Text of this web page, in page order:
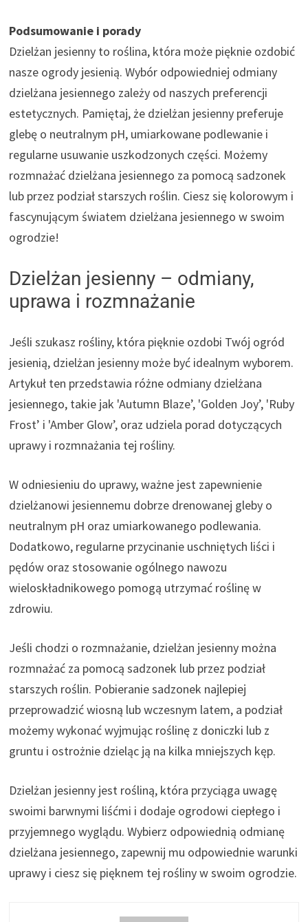
Podsumowanie i porady
Dzielżan jesienny to roślina, która może pięknie ozdobić
nasze ogrody jesienią. Wybór odpowiedniej odmiany
dzielżana jesiennego zależy od naszych preferencji
estetycznych. Pamiętaj, że dzielżan jesienny preferuje
glebę o neutralnym pH, umiarkowane podlewanie i
regularne usuwanie uszkodzonych części. Możemy
rozmnażać dzielżana jesiennego za pomocą sadzonek
lub przez podział starszych roślin. Ciesz się kolorowym i
fascynującym światem dzielżana jesiennego w swoim
ogrodzie!
Dzielżan jesienny – odmiany,
uprawa i rozmnażanie
Jeśli szukasz rośliny, która pięknie ozdobi Twój ogród
jesienią, dzielżan jesienny może być idealnym wyborem.
Artykuł ten przedstawia różne odmiany dzielżana
jesiennego, takie jak 'Autumn Blaze’, 'Golden Joy’, 'Ruby
Frost’ i 'Amber Glow’, oraz udziela porad dotyczących
uprawy i rozmnażania tej rośliny.
W odniesieniu do uprawy, ważne jest zapewnienie
dzielżanowi jesiennemu dobrze drenowanej gleby o
neutralnym pH oraz umiarkowanego podlewania.
Dodatkowo, regularne przycinanie uschniętych liści i
pędów oraz stosowanie ogólnego nawozu
wieloskładnikowego pomogą utrzymać roślinę w
zdrowiu.
Jeśli chodzi o rozmnażanie, dzielżan jesienny można
rozmnażać za pomocą sadzonek lub przez podział
starszych roślin. Pobieranie sadzonek najlepiej
przeprowadzić wiosną lub wczesnym latem, a podział
możemy wykonać wyjmując roślinę z doniczki lub z
gruntu i ostrożnie dzieląc ją na kilka mniejszych kęp.
Dzielżan jesienny jest rośliną, która przyciąga uwagę
swoimi barwnymi liśćmi i dodaje ogrodowi ciepłego i
przyjemnego wyglądu. Wybierz odpowiednią odmianę
dzielżana jesiennego, zapewnij mu odpowiednie warunki
uprawy i ciesz się pięknem tej rośliny w swoim ogrodzie.